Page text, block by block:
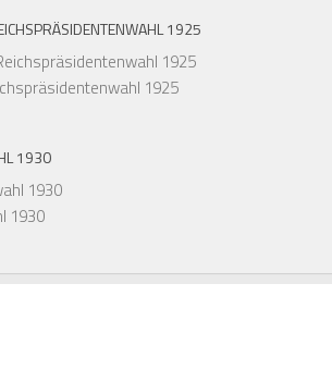
1925
1925
1930
1930